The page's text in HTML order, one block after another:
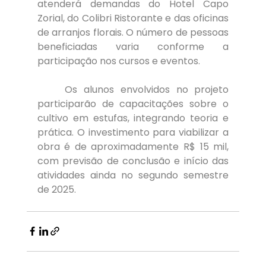
atenderá demandas do Hotel Capo
Zorial, do Colibri Ristorante e das oficinas
de arranjos florais. O número de pessoas
beneficiadas varia conforme a
participação nos cursos e eventos.
	Os alunos envolvidos no projeto
participarão de capacitações sobre o
cultivo em estufas, integrando teoria e
prática. O investimento para viabilizar a
obra é de aproximadamente R$ 15 mil,
com previsão de conclusão e início das
atividades ainda no segundo semestre
de 2025.